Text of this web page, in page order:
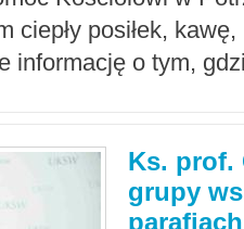
ciepły posiłek,
informację o tym,
Ks. prof.
grupy
parafiach